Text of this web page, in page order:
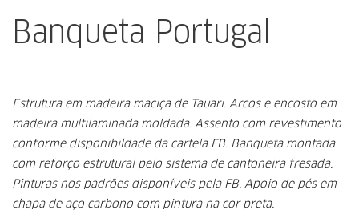
Banqueta Portugal
Estrutura em madeira maciça de Tauari. Arcos e encosto em
madeira multilaminada moldada. Assento com revestimento
conforme disponibildade da cartela FB. Banqueta montada
com reforço estrutural pelo sistema de cantoneira fresada.
Pinturas nos padrões disponíveis pela FB. Apoio de pés em
chapa de aço carbono com pintura na cor preta.